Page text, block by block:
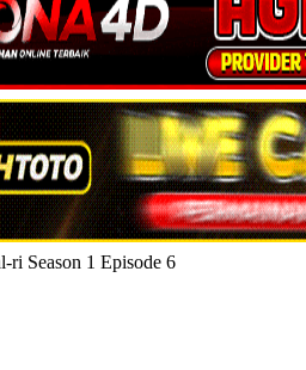
ri Season 1 Episode 6